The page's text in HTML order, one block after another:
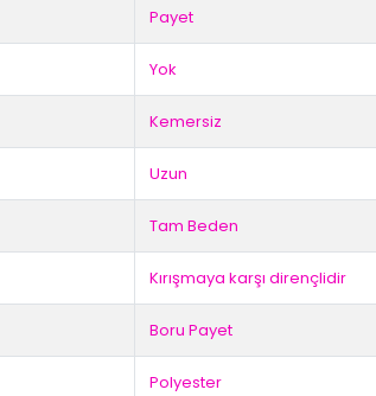
Payet
Yok
Kemersiz
Uzun
Tam Beden
Kırışmaya karşı dirençlidir
Boru Payet
Polyester